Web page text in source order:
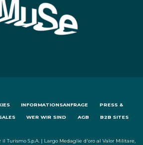
INFORMATIONSANFRAGE PRESS &
WER WIR SIND AGB B2B SITES
Turismo S.p.A. | Largo Medaglie d'oro al Valor Militare,